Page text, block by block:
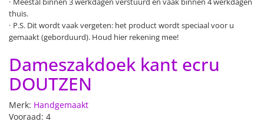
thuis.
P.S. Dit wordt vaak vergeten: het product wordt speciaal voor u
gemaakt (geborduurd). Houd hier rekening mee!
Dameszakdoek kant ecru
DOUTZEN
Merk: Handgemaakt
Vooraad: 4